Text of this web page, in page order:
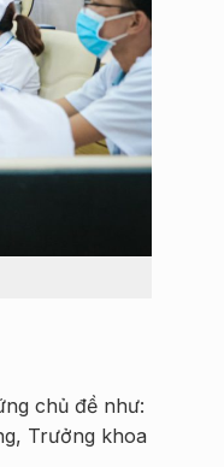
chủ đề như:
Trưởng khoa